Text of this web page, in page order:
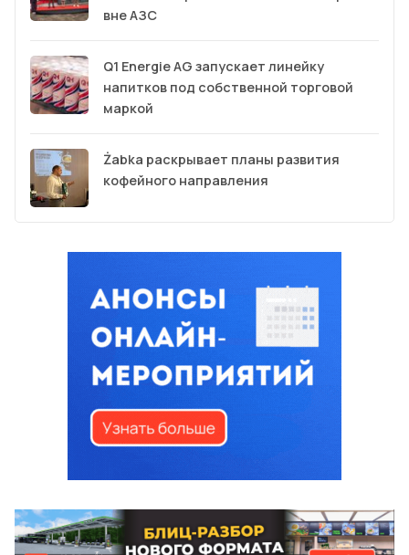
вне АЗС
Q1 Energie AG запускает линейку
напитков под собственной торговой
маркой
Żabka раскрывает планы развития
кофейного направления